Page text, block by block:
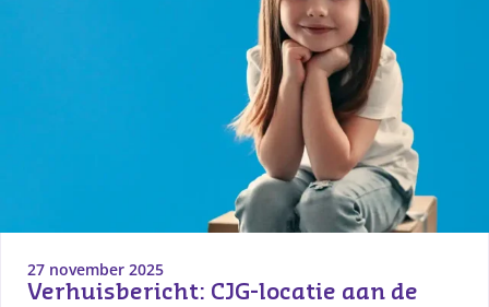
27 november 2025
Verhuisbericht: CJG-locatie aan de